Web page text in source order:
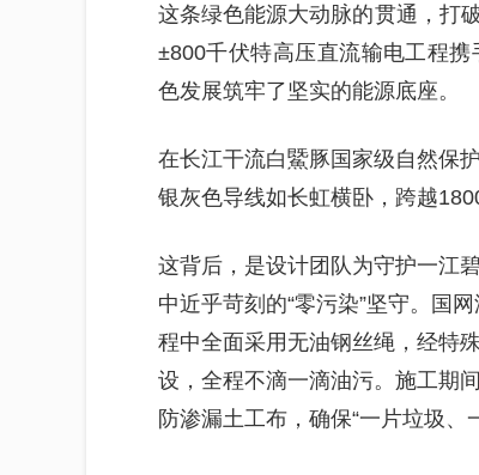
这条绿色能源大动脉的贯通，打
±800千伏特高压直流输电工程
色发展筑牢了坚实的能源底座。
在长江干流白鱀豚国家级自然保
银灰色导线如长虹横卧，跨越
这背后，是设计团队为守护一江
中近乎苛刻的“零污染”坚守。国
程中全面采用无油钢丝绳，经特
设，全程不滴一滴油污。施工期
防渗漏土工布，确保“一片垃圾、